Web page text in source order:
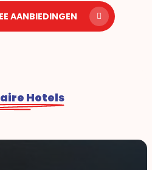
AANBIEDINGEN
Hotels